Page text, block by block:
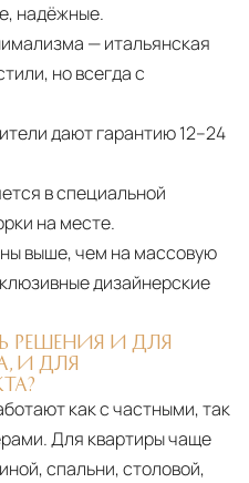
надёжные.
— итальянская
но всегда с
дают гарантию 12–24
в специальной
на месте.
выше, чем на массовую
дизайнерские
РЕШЕНИЯ И ДЛЯ
И ДЛЯ
как с частными, так
Для квартиры чаще
спальни, столовой,